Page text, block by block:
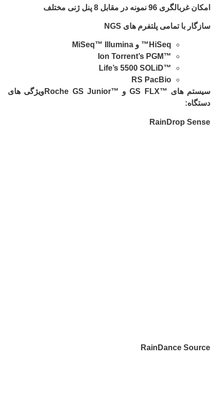
امکان غربالگری 96 نمونه در مقابل 8 پنل ژنی مختلف
سازگار با تمامی پلتفرم های NGS
HiSeq™ و MiSeq™ Illumina
™Ion Torrent’s PGM
™Life’s 5500 SOLiD
RS PacBio
سیستم های ™GS FLX و ™Roche GS Junior
ویژگی های
دستگاه:
RainDrop Sense
RainDance Source